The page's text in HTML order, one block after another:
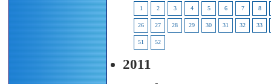
1 2 3 4 5 6 7 8
26 27 28 29 30 31 32 33
51 52
2011